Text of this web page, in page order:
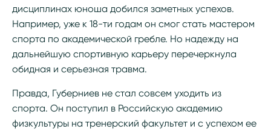
дисциплинах юноша добился заметных успехов.
Например, уже к 18-ти годам он смог стать мастером
спорта по академической гребле. Но надежду на
дальнейшую спортивную карьеру перечеркнула
обидная и серьезная травма.
Правда, Губерниев не стал совсем уходить из
спорта. Он поступил в Российскую академию
физкультуры на тренерский факультет и с успехом ее